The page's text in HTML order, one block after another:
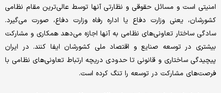
امنیتی است و مسائل حقوقی و نظارتی آنها توسط عالی‌ترین مقام نظامی
کشورشان، یعنی وزارت دفاع یا اداره رفاه وزارت دفاع، صورت می‌گیرد.
سادگی ساختار تعاونی‌های نظامی به آنها اجازه می‌دهد همکاری و مشارکت
بیشتری در توسعه صنایع و اقتصاد ملی کشورشان ایفا کنند. در ایران
پیچیدگی ساختاری و قانونی تا حدودی دریچه ارتباط تعاونی‌های نظامی با
فرصت‌های مشارکت در توسعه را تنگ کرده است.